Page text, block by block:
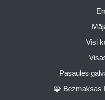
Visi
Pasaules
🧩 Bezmaksas